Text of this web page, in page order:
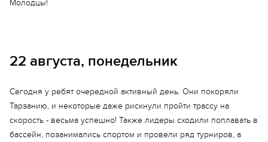
Молодцы!
22 августа, понедельник
Сегодня у ребят очередной активный день. Они покоряли
Тарзанию, и некоторые даже рискнули пройти трассу на
скорость - весьма успешно! Также лидеры сходили поплавать в
бассейн, позанимались спортом и провели ряд турниров, а